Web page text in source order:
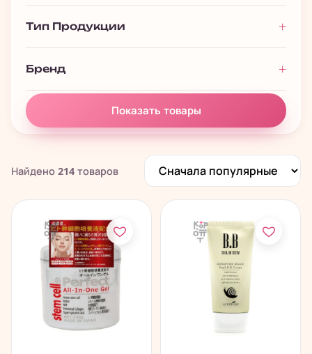
Премиальная косметика
Подарочные наборы 128
Тип Продукции
Бренд
Показать товары
Найдено 214 товаров